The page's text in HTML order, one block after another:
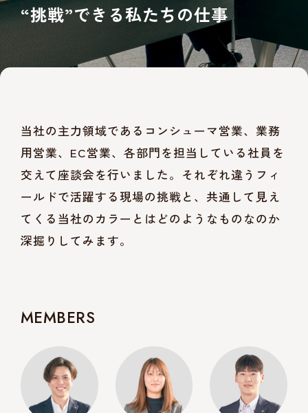
“挑戦”できる私たちの仕事
当社の主力領域であるコンシューマ営業、業務
用営業、EC営業、各部門を担当している社員を
交えて座談会を行いました。それぞれ違うフィ
ールドで活躍する現場の挑戦と、共通して見え
てくる当社のカラーとはどのようなものなのか
深掘りしてみます。
MEMBERS